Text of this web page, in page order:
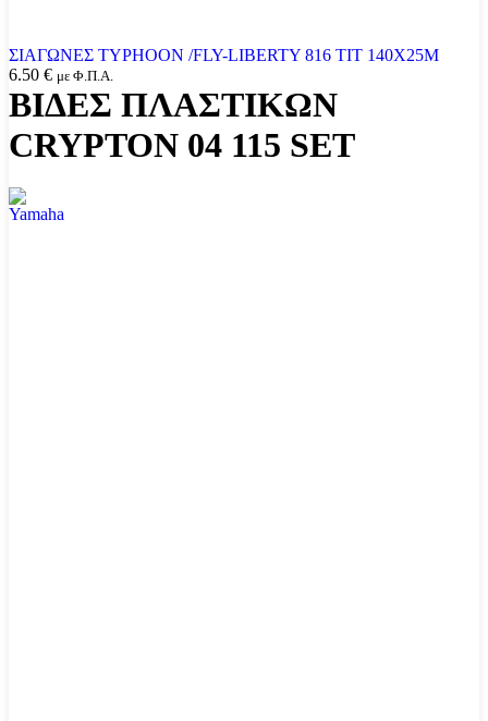
ΣΙΑΓΩΝΕΣ TYPHOON /FLY-LIBERTY 816 TIT 140X25M
6.50 € με Φ.Π.Α.
ΒΙΔΕΣ ΠΛΑΣΤΙΚΩΝ
CRYPTON 04 115 SET